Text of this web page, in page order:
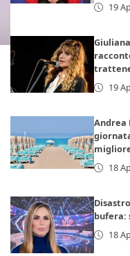
19
19
Andrea
18
bufera:
18